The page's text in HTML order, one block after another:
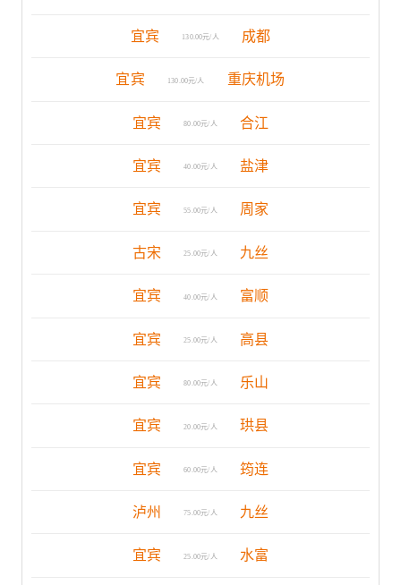
宜宾 130.00元/人 成都
宜宾 130.00元/人 重庆机场
宜宾 80.00元/人 合江
宜宾 40.00元/人 盐津
宜宾 55.00元/人 周家
古宋 25.00元/人 九丝
宜宾 40.00元/人 富顺
宜宾 25.00元/人 高县
宜宾 80.00元/人 乐山
宜宾 20.00元/人 珙县
宜宾 60.00元/人 筠连
泸州 75.00元/人 九丝
宜宾 25.00元/人 水富